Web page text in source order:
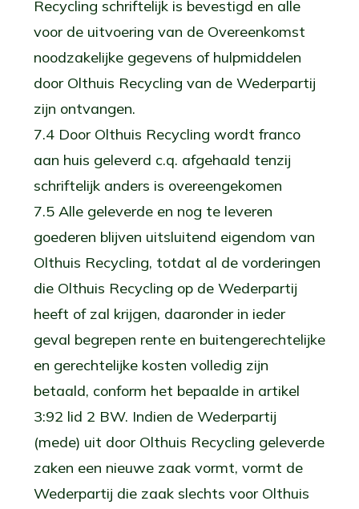
Recycling schriftelijk is bevestigd en alle
voor de uitvoering van de Overeenkomst
noodzakelijke gegevens of hulpmiddelen
door Olthuis Recycling van de Wederpartij
zijn ontvangen.
7.4 Door Olthuis Recycling wordt franco
aan huis geleverd c.q. afgehaald tenzij
schriftelijk anders is overeengekomen
7.5 Alle geleverde en nog te leveren
goederen blijven uitsluitend eigendom van
Olthuis Recycling, totdat al de vorderingen
die Olthuis Recycling op de Wederpartij
heeft of zal krijgen, daaronder in ieder
geval begrepen rente en buitengerechtelijke
en gerechtelijke kosten volledig zijn
betaald, conform het bepaalde in artikel
3:92 lid 2 BW. Indien de Wederpartij
(mede) uit door Olthuis Recycling geleverde
zaken een nieuwe zaak vormt, vormt de
Wederpartij die zaak slechts voor Olthuis